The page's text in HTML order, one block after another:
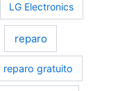
LG Electronics
reparo
reparo gratuito